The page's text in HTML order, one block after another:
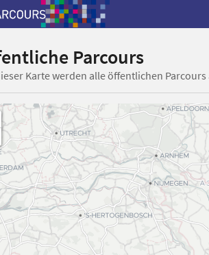
Parcours
Karte werden alle öffentlichen